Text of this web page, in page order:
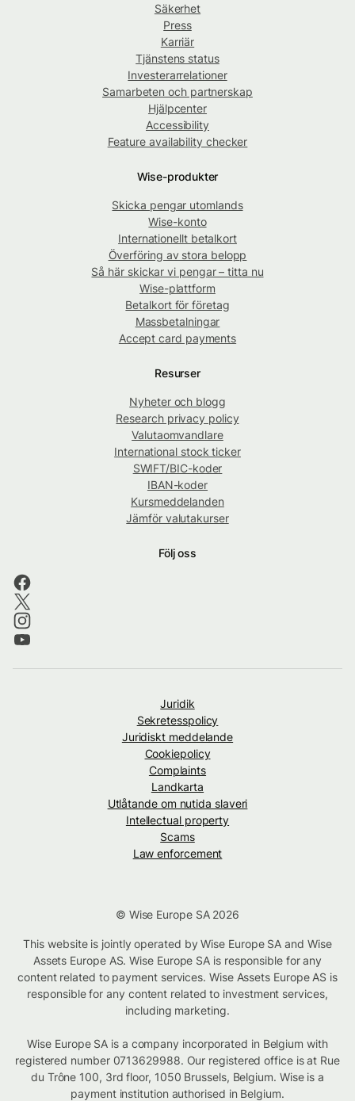
Säkerhet
Press
Karriär
Tjänstens status
Investerarrelationer
Samarbeten och partnerskap
Hjälpcenter
Accessibility
Feature availability checker
Wise-produkter
Skicka pengar utomlands
Wise-konto
Internationellt betalkort
Överföring av stora belopp
Så här skickar vi pengar – titta nu
Wise-plattform
Betalkort för företag
Massbetalningar
Accept card payments
Resurser
Nyheter och blogg
Research privacy policy
Valutaomvandlare
International stock ticker
SWIFT/BIC-koder
IBAN-koder
Kursmeddelanden
Jämför valutakurser
Följ oss
Juridik
Sekretesspolicy
Juridiskt meddelande
Cookiepolicy
Complaints
Landkarta
Utlåtande om nutida slaveri
Intellectual property
Scams
Law enforcement
© Wise Europe SA 2026
This website is jointly operated by Wise Europe SA and Wise
Assets Europe AS. Wise Europe SA is responsible for any
content related to payment services. Wise Assets Europe AS is
responsible for any content related to investment services,
including marketing.
Wise Europe SA is a company incorporated in Belgium with
registered number 0713629988. Our registered office is at Rue
du Trône 100, 3rd floor, 1050 Brussels, Belgium. Wise is a
payment institution authorised in Belgium.